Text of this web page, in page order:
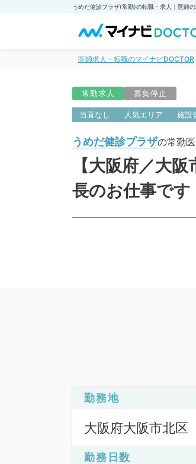
医師求人・転職のマイナビDOCTOR
常勤求人 募集停止
当直なし 人気エリア 施設
うめだ健診プラザの常勤
【大阪府／大
長のお仕事です
勤務地
大阪府大阪市北区
勤務日数